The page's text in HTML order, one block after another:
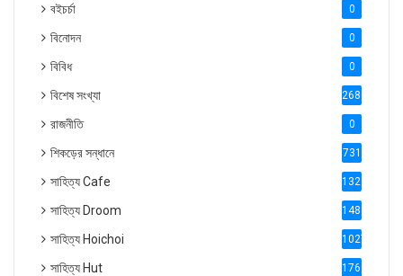
বইচর্চা 0
বিনোদন 0
বিবিধ 0
বিশেষ সংখ্যা 2686
রাজনীতি 0
শিকড়ের সন্ধানে 731
সাহিত্য Cafe 1321
সাহিত্য Droom 1488
সাহিত্য Hoichoi 1027
সাহিত্য Hut 1769